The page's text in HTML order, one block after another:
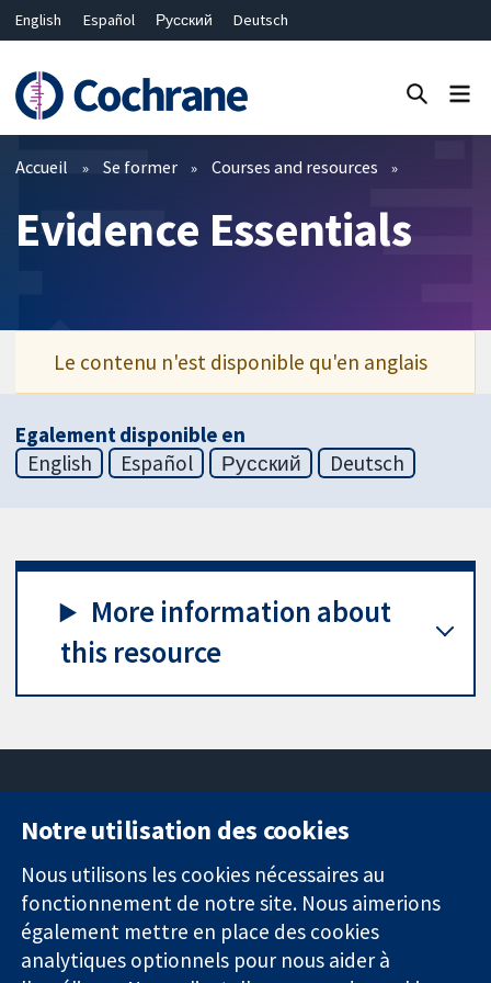
English Español Русский Deutsch
Filtres
Accueil Se former Courses and resources
Evidence Essentials
Le contenu n'est disponible qu'en anglais
Egalement disponible en
English
Español Русский Deutsch
More information about
this resource
Des données
probantes.
Des décisions
éclairées.
11-13 Cavendish
Square
Londres
W1G0AN
Royaume-Uni
nous
Actualités
Service de
presse
Qui sommes-
Notre utilisation des cookies
Nous utilisons les cookies nécessaires au
fonctionnement de notre site. Nous aimerions
également mettre en place des cookies
analytiques optionnels pour nous aider à